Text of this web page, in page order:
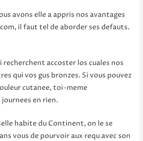
avons elle a appris nos avantages
il faut tel de aborder ses defauts.
recherchent accoster los cuales nos
qui vos gus bronzes. Si vous pouvez
cutanee, toi-meme
en rien.
habite du Continent, on le se
vous de pourvoir aux requ avec son